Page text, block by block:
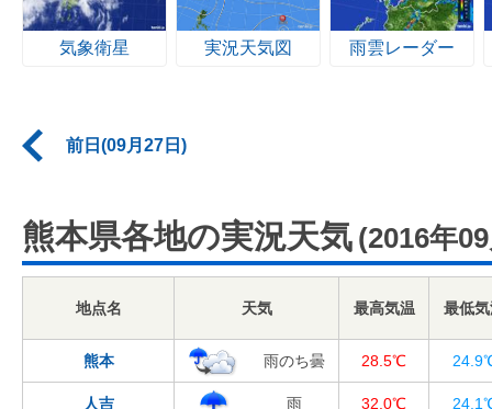
気象衛星 実況天気図 雨雲レーダー
前日(09月27日)
熊本県各地の実況天気 (2016年
地点名 天気 最高気温 最低
熊本 雨のち曇 28.5℃
人吉 雨 32.0℃